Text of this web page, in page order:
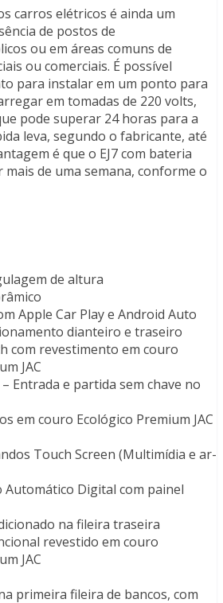
carros elétricos é ainda um
de postos de
ou em áreas comuns de
ou comerciais. É possível
para instalar em um ponto para
em tomadas de 220 volts,
pode superar 24 horas para a
leva, segundo o fabricante, até
é que o EJ7 com bateria
de uma semana, conforme o
de altura
Apple Car Play e Android Auto
dianteiro e traseiro
com revestimento em couro
JAC
Entrada e partida sem chave no
em couro Ecológico Premium JAC
Touch Screen (Multimídia e ar-
Automático Digital com painel
na fileira traseira
revestido em couro
JAC
primeira fileira de bancos, com